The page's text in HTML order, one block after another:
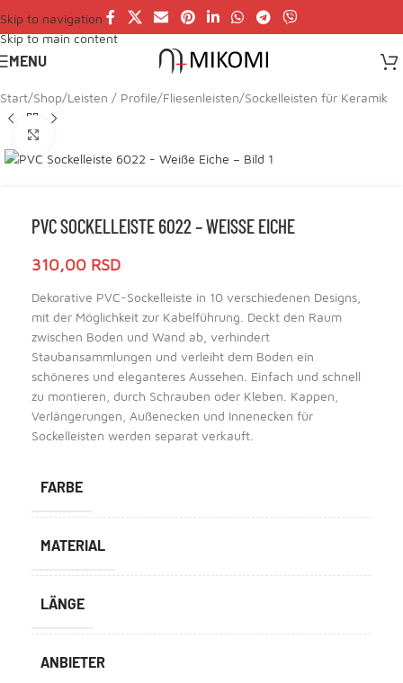
Skip to navigation
Skip to main content
MENU
Start/Shop/Leisten / Profile/Fliesenleisten/Sockelleisten für Keramik
PVC SOCKELLEISTE 6022 – WEISSE EICHE
310,00 RSD
Dekorative PVC-Sockelleiste in 10 verschiedenen Designs,
mit der Möglichkeit zur Kabelführung. Deckt den Raum
zwischen Boden und Wand ab, verhindert
Staubansammlungen und verleiht dem Boden ein
schöneres und eleganteres Aussehen. Einfach und schnell
zu montieren, durch Schrauben oder Kleben. Kappen,
Verlängerungen, Außenecken und Innenecken für
Sockelleisten werden separat verkauft.
FARBE
MATERIAL
LÄNGE
ANBIETER